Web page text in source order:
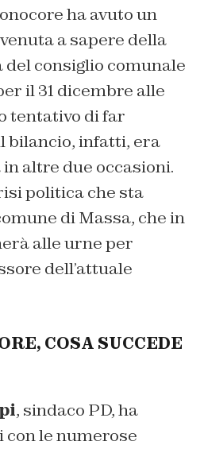
ha avuto un
a sapere della
del consiglio comunale
il 31 dicembre alle
tentativo di far
bilancio, infatti, era
altre due occasioni.
politica che sta
di Massa, che in
alle urne per
dell’attuale
COSA SUCCEDE
, sindaco PD, ha
con le numerose